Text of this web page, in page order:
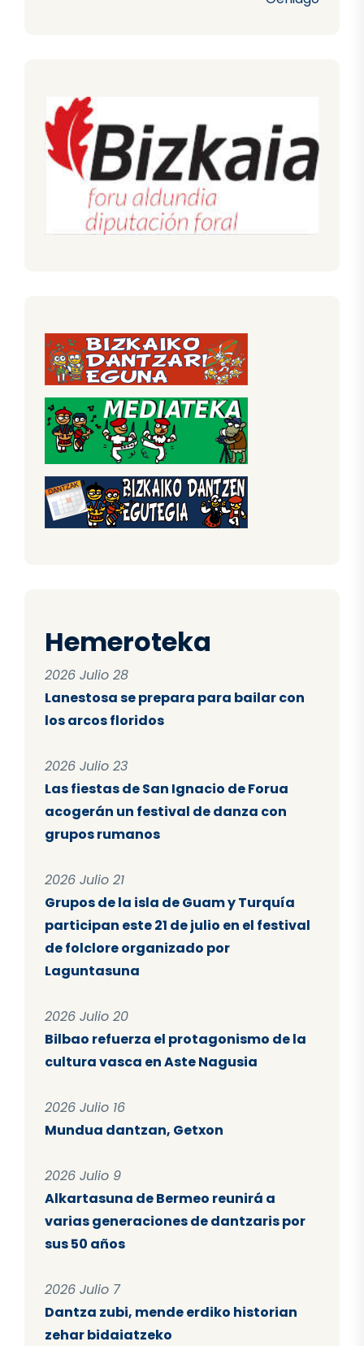
Hemeroteka
2026 Julio 28
Lanestosa se prepara para bailar con
los arcos floridos
2026 Julio 23
Las fiestas de San Ignacio de Forua
acogerán un festival de danza con
grupos rumanos
2026 Julio 21
Grupos de la isla de Guam y Turquía
participan este 21 de julio en el festival
de folclore organizado por
Laguntasuna
2026 Julio 20
Bilbao refuerza el protagonismo de la
cultura vasca en Aste Nagusia
2026 Julio 16
Mundua dantzan, Getxon
2026 Julio 9
Alkartasuna de Bermeo reunirá a
varias generaciones de dantzaris por
sus 50 años
2026 Julio 7
Dantza zubi, mende erdiko historian
zehar bidaiatzeko